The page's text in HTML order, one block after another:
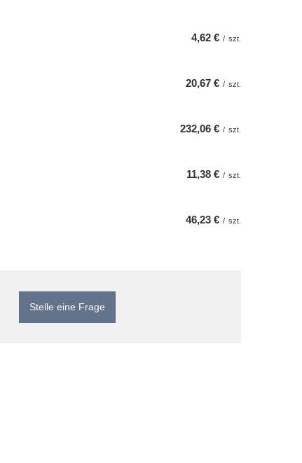
4,62 € / szt.
20,67 € / szt.
232,06 € / szt.
11,38 € / szt.
46,23 € / szt.
Stelle eine Frage